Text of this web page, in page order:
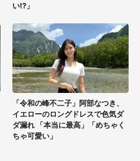
い!?」
「令和の峰不二子」阿部なつき、
イエローのロングドレスで色気ダ
ダ漏れ 「本当に最高」「めちゃく
ちゃ可愛い」